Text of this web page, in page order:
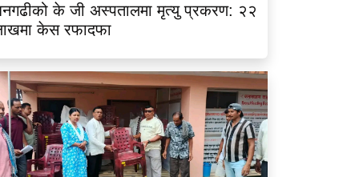
के जी अस्पतालमा मृत्यु प्रकरण: २२
केस रफादफा